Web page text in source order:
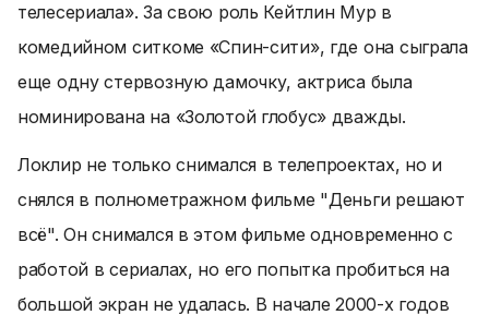
телесериала». За свою роль Кейтлин Мур в
комедийном ситкоме «Спин-сити», где она сыграла
еще одну стервозную дамочку, актриса была
номинирована на «Золотой глобус» дважды.
Локлир не только снимался в телепроектах, но и
снялся в полнометражном фильме "Деньги решают
всё". Он снимался в этом фильме одновременно с
работой в сериалах, но его попытка пробиться на
большой экран не удалась. В начале 2000-х годов